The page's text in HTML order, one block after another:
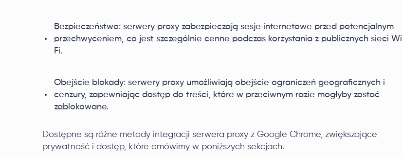
Bezpieczeństwo: serwery proxy zabezpieczają sesje internetowe przed potencjalnym
przechwyceniem, co jest szczególnie cenne podczas korzystania z publicznych sieci
Fi.
Obejście blokady: serwery proxy umożliwiają obejście ograniczeń geograficznych i
cenzury, zapewniając dostęp do treści, które w przeciwnym razie mogłyby zostać
zablokowane.
Dostępne są różne metody integracji serwera proxy z Google Chrome, zwiększające
prywatność i dostęp, które omówimy w poniższych sekcjach.